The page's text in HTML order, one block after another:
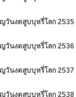
วันงดสูบบุหรี่โลก 2535
วันงดสูบบุหรี่โลก 2536
วันงดสูบบุหรี่โลก 2537
วันงดสูบบุหรี่โลก 2538